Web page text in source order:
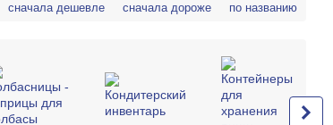
сначала дешевле сначала дороже по названию